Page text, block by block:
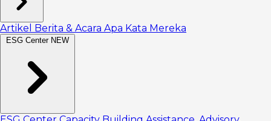
Artikel Berita & Acara Apa Kata Mereka
ESG Center NEW